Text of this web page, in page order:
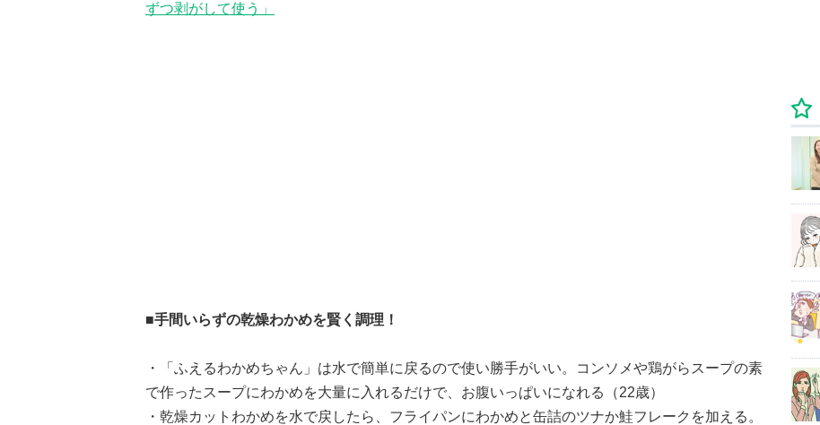
ずつ剥がして使う」
■手間いらずの乾燥わかめを賢く調理！
・「ふえるわかめちゃん」は水で簡単に戻るので使い勝手がいい。コンソメや鶏がらスープの素
で作ったスープにわかめを大量に入れるだけで、お腹いっぱいになれる（22歳）
・乾燥カットわかめを水で戻したら、フライパンにわかめと缶詰のツナか鮭フレークを加える。